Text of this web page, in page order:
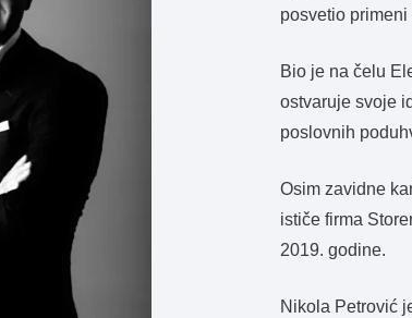
posvetio
Bio je na čelu
ostvaruje svoje
poslovnih
Osim zavidne
ističe firma
2019. godine.
Nikola Petrović